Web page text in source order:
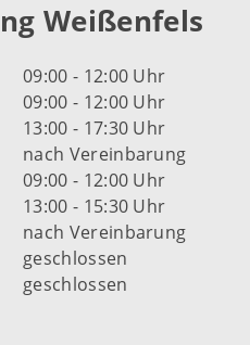
Weißenfels
09:00 - 12:00 Uhr
09:00 - 12:00 Uhr
13:00 - 17:30 Uhr
nach Vereinbarung
09:00 - 12:00 Uhr
13:00 - 15:30 Uhr
nach Vereinbarung
geschlossen
geschlossen